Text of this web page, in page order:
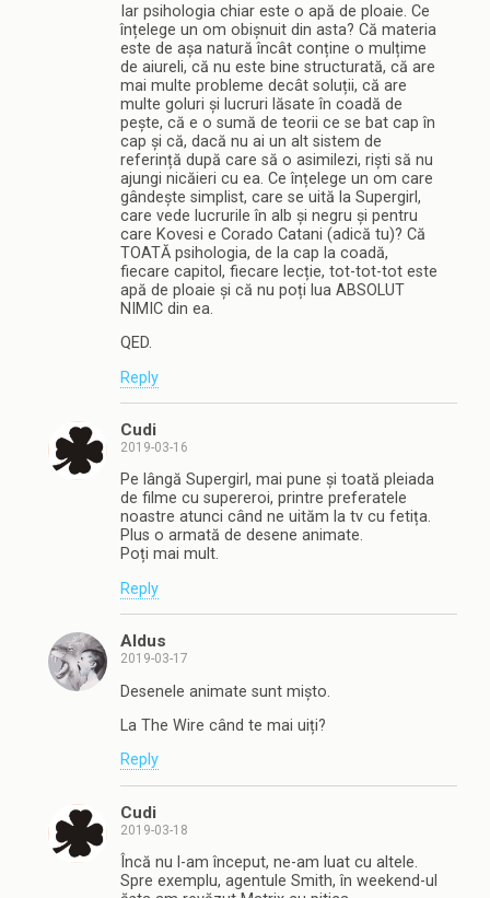
Iar psihologia chiar este o apă de ploaie. Ce
înțelege un om obișnuit din asta? Că materia
este de așa natură încât conține o mulțime
de aiureli, că nu este bine structurată, că are
mai multe probleme decât soluții, că are
multe goluri și lucruri lăsate în coadă de
pește, că e o sumă de teorii ce se bat cap în
cap și că, dacă nu ai un alt sistem de
referință după care să o asimilezi, riști să nu
ajungi nicăieri cu ea. Ce înțelege un om care
gândește simplist, care se uită la Supergirl,
care vede lucrurile în alb și negru și pentru
care Kovesi e Corado Catani (adică tu)? Că
TOATĂ psihologia, de la cap la coadă,
fiecare capitol, fiecare lecție, tot-tot-tot este
apă de ploaie și că nu poți lua ABSOLUT
NIMIC din ea.
QED.
Reply
Cudi
2019-03-16
Pe lângă Supergirl, mai pune și toată pleiada
de filme cu supereroi, printre preferatele
noastre atunci când ne uităm la tv cu fetița.
Plus o armată de desene animate.
Poți mai mult.
Reply
Aldus
2019-03-17
Desenele animate sunt mișto.
La The Wire când te mai uiți?
Reply
Cudi
2019-03-18
Încă nu l-am început, ne-am luat cu altele.
Spre exemplu, agentule Smith, în weekend-ul